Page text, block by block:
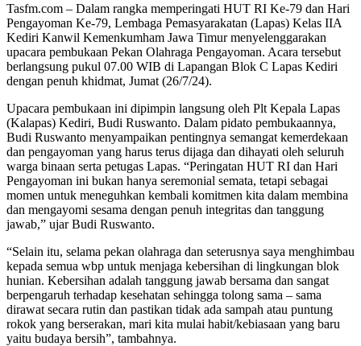
Tasfm.com – Dalam rangka memperingati HUT RI Ke-79 dan Hari
Pengayoman Ke-79, Lembaga Pemasyarakatan (Lapas) Kelas IIA
Kediri Kanwil Kemenkumham Jawa Timur menyelenggarakan
upacara pembukaan Pekan Olahraga Pengayoman. Acara tersebut
berlangsung pukul 07.00 WIB di Lapangan Blok C Lapas Kediri
dengan penuh khidmat, Jumat (26/7/24).
Upacara pembukaan ini dipimpin langsung oleh Plt Kepala Lapas
(Kalapas) Kediri, Budi Ruswanto. Dalam pidato pembukaannya,
Budi Ruswanto menyampaikan pentingnya semangat kemerdekaan
dan pengayoman yang harus terus dijaga dan dihayati oleh seluruh
warga binaan serta petugas Lapas. “Peringatan HUT RI dan Hari
Pengayoman ini bukan hanya seremonial semata, tetapi sebagai
momen untuk meneguhkan kembali komitmen kita dalam membina
dan mengayomi sesama dengan penuh integritas dan tanggung
jawab,” ujar Budi Ruswanto.
“Selain itu, selama pekan olahraga dan seterusnya saya menghimbau
kepada semua wbp untuk menjaga kebersihan di lingkungan blok
hunian. Kebersihan adalah tanggung jawab bersama dan sangat
berpengaruh terhadap kesehatan sehingga tolong sama – sama
dirawat secara rutin dan pastikan tidak ada sampah atau puntung
rokok yang berserakan, mari kita mulai habit/kebiasaan yang baru
yaitu budaya bersih”, tambahnya.